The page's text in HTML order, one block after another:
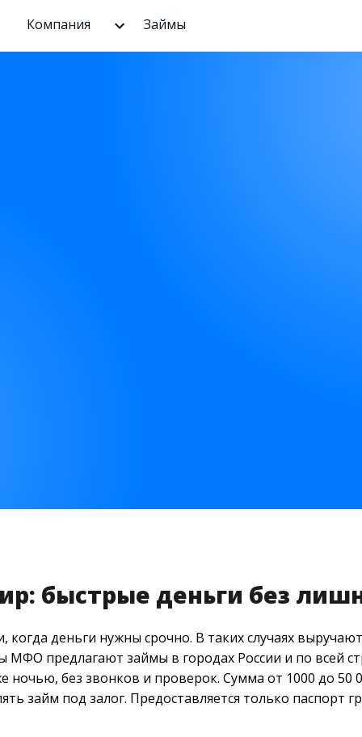
Компания Займы
быстрые деньги без
когда деньги нужны срочно. В таких случаях
предлагают займы в городах России и по всей
без звонков и проверок. Сумма от 1000 до 50
займ под залог. Предоставляется только паспорт